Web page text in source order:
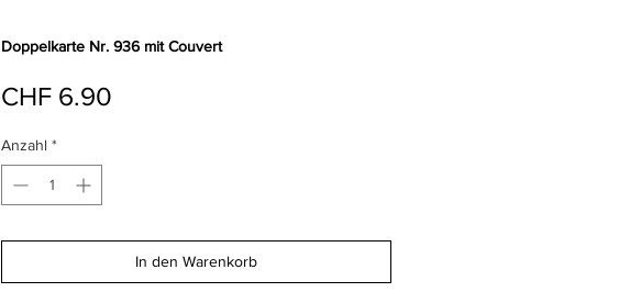
Doppelkarte Nr. 936 mit Couvert
CHF 6.90
Anzahl *
In den Warenkorb